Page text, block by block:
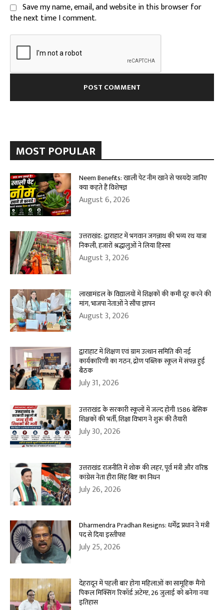
Save my name, email, and website in this browser for
the next time I comment.
MOST POPULAR
Neem Benefits: खाली पेट नीम खाने से फायदे! जानिए
क्या कहते हैं विशेषज्ञ
August 6, 2026
उत्तराखंड: द्वाराहाट में भगवान जगन्नाथ की भव्य रथ यात्रा
निकली, हजारों श्रद्धालुओं ने लिया हिस्सा
August 3, 2026
लाखामंडल के विद्यालयों में शिक्षकों की कमी दूर करने की
मांग, भाजपा नेताओं ने सौंपा ज्ञापन
August 3, 2026
द्वाराहाट में शिक्षण एवं ग्राम उत्थान समिति की नई
कार्यकारिणी का गठन, द्रोण पब्लिक स्कूल में संपन्न हुई
बैठक
July 31, 2026
उत्तराखंड के सरकारी स्कूलों में जल्द होगी 1586 बेसिक
शिक्षकों की भर्ती, शिक्षा विभाग ने शुरू की तैयारी
July 30, 2026
उत्तराखंड राजनीति में शोक की लहर, पूर्व मंत्री और वरिष्ठ
कांग्रेस नेता हीरा सिंह बिष्ट का निधन
July 26, 2026
Dharmendra Pradhan Resigns: धर्मेंद्र प्रधान ने मंत्री
पद से दिया इस्तीफा!
July 25, 2026
देहरादून में पहली बार होगा महिलाओं का सामूहिक मैंगो
पिकल मिक्सिंग रिकॉर्ड अटेम्प्ट, 26 जुलाई को बनेगा नया
इतिहास